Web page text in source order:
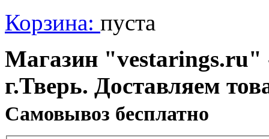
Корзина: пуста
Магазин "vestarings.ru"
г.Тверь. Доставляем
Cамовывоз бесплатно